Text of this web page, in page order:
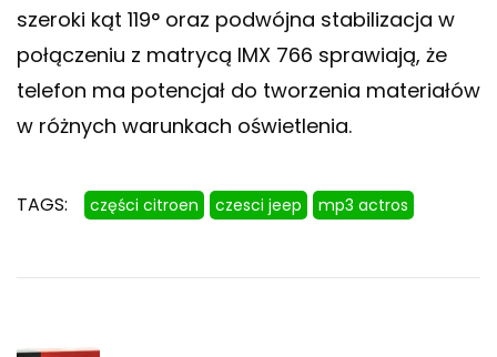
szeroki kąt 119° oraz podwójna stabilizacja w
połączeniu z matrycą IMX 766 sprawiają, że
telefon ma potencjał do tworzenia materiałów
w różnych warunkach oświetlenia.
TAGS: części citroen czesci jeep mp3 actros